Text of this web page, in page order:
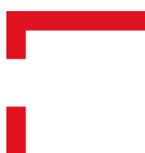
Skip
content